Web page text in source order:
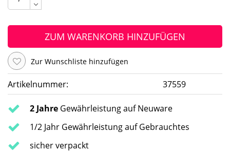
ZUM WARENKORB HINZUFÜGEN
Zur Wunschliste hinzufügen
Artikelnummer: 37559
2 Jahre Gewährleistung auf Neuware
1/2 Jahr Gewährleistung auf Gebrauchtes
sicher verpackt